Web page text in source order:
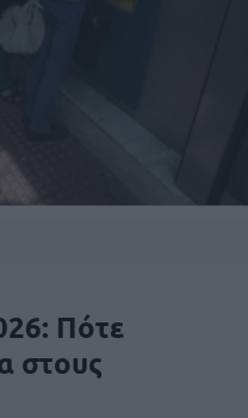
Πότε
στους